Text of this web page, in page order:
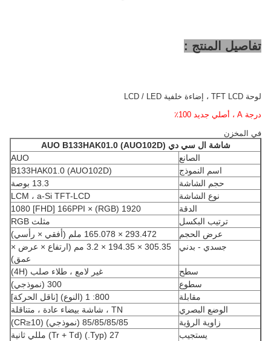
تفاصيل المنتج :
لوحة TFT LCD ، إضاءة خلفية LCD / LED
درجة A ، أصلي جديد 100٪
في المخزن
شاشة ال سي دي AUO B133HAK01.0 (AUO102D)
الصانع
AUO
اسم النموذج
B133HAK01.0 (AUO102D)
حجم الشاشة
13.3 بوصة
نوع الشاشة
LCM ، a-Si TFT-LCD
الدقة
1920 (RGB) × 1080 [FHD] 166PPI
ترتيب البكسل
مثلث RGB
عرض الحجم
293.472 × 165.078 ملم (أفقي × رأسي)
جسدي - بدني
305.35 × 194.35 × 3.2 مم (ارتفاع × عرض ×
عمق)
سطح
غير لامع ، طلاء صلب (4H)
سطوع
300 (نموذجي)
مقابلة
800: 1 (النوع) [ناقل الحركة]
الوضع البصري
TN ، شاشة بيضاء عادة ، متناقلة
زاوية الرؤية
85/85/85/85 (نموذجي) (CR≥10)
يستجيب
27 (Typ.) (Tr + Td) مللي ثانية